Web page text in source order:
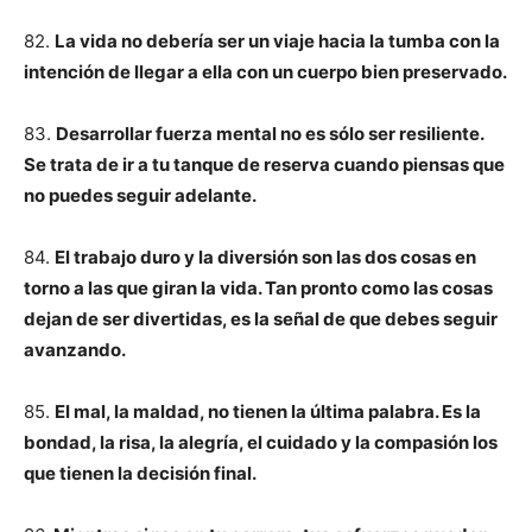
82. La vida no debería ser un viaje hacia la tumba con la
intención de llegar a ella con un cuerpo bien preservado.
83. Desarrollar fuerza mental no es sólo ser resiliente.
Se trata de ir a tu tanque de reserva cuando piensas que
no puedes seguir adelante.
84. El trabajo duro y la diversión son las dos cosas en
torno a las que giran la vida. Tan pronto como las cosas
dejan de ser divertidas, es la señal de que debes seguir
avanzando.
85. El mal, la maldad, no tienen la última palabra. Es la
bondad, la risa, la alegría, el cuidado y la compasión los
que tienen la decisión final.